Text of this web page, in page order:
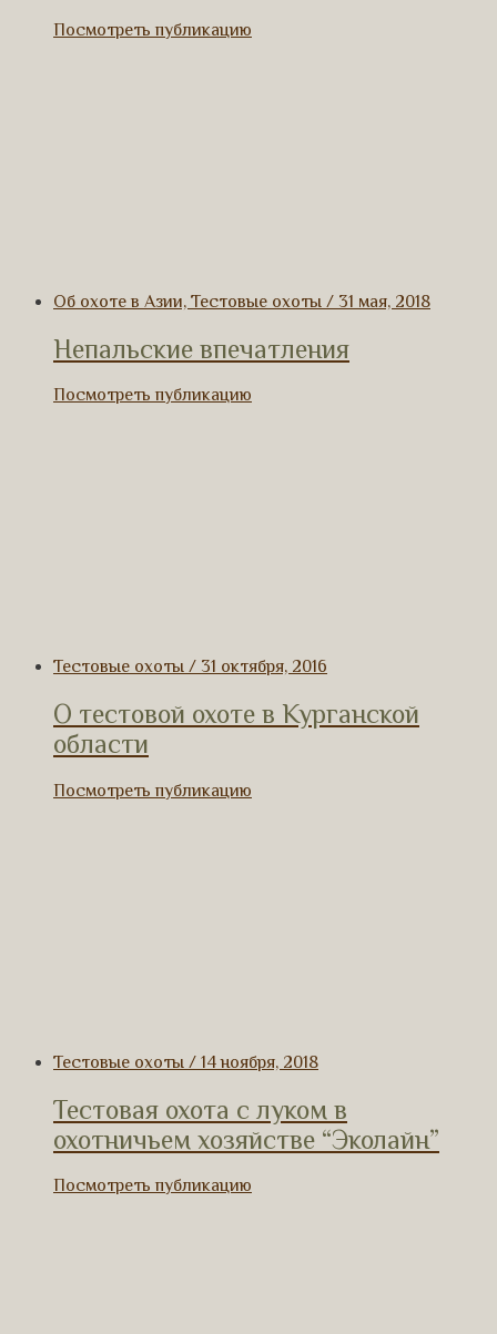
Посмотреть публикацию
Об охоте в Азии, Тестовые охоты / 31 мая, 2018
Непальские впечатления
Посмотреть публикацию
Тестовые охоты / 31 октября, 2016
О тестовой охоте в Курганской
области
Посмотреть публикацию
Тестовые охоты / 14 ноября, 2018
Тестовая охота с луком в
охотничьем хозяйстве “Эколайн”
Посмотреть публикацию